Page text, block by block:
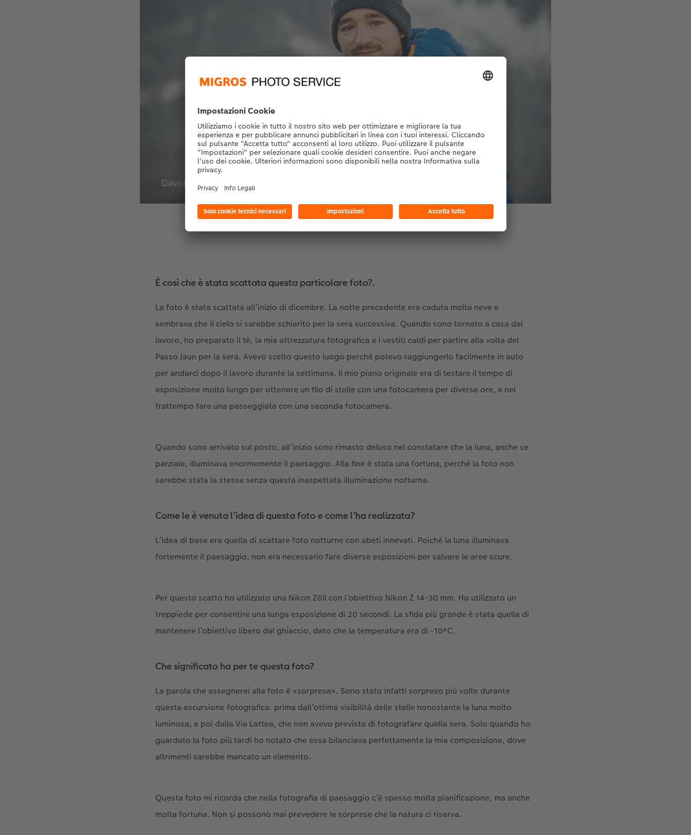
È così che è stata scattata questa particolare foto?.
La foto è stata scattata all’inizio di dicembre. La notte precedente era caduta molta neve e
sembrava che il cielo si sarebbe schiarito per la sera successiva. Quando sono tornato a casa dal
lavoro, ho preparato il tè, la mia attrezzatura fotografica e i vestiti caldi per partire alla volta del
Passo Jaun per la sera. Avevo scelto questo luogo perché potevo raggiungerlo facilmente in auto
per andarci dopo il lavoro durante la settimana. Il mio piano originale era di testare il tempo di
esposizione molto lungo per ottenere un filo di stelle con una fotocamera per diverse ore, e nel
frattempo fare una passeggiata con una seconda fotocamera.
Quando sono arrivato sul posto, all’inizio sono rimasto deluso nel constatare che la luna, anche se
parziale, illuminava enormemente il paesaggio. Alla fine è stata una fortuna, perché la foto non
sarebbe stata la stessa senza questa inaspettata illuminazione notturna.
Come le è venuta l’idea di questa foto e come l’ha realizzata?
L’idea di base era quella di scattare foto notturne con abeti innevati. Poiché la luna illuminava
fortemente il paesaggio, non era necessario fare diverse esposizioni per salvare le aree scure.
Per questo scatto ho utilizzato una Nikon Z6II con l’obiettivo Nikon Z 14-30 mm. Ho utilizzato un
treppiede per consentire una lunga esposizione di 20 secondi. La sfida più grande è stata quella di
mantenere l’obiettivo libero dal ghiaccio, dato che la temperatura era di -10°C.
Che significato ha per te questa foto?
La parola che assegnerei alla foto è «sorpresa». Sono stato infatti sorpreso più volte durante
questa escursione fotografica: prima dall’ottima visibilità delle stelle nonostante la luna molto
luminosa, e poi dalla Via Lattea, che non avevo previsto di fotografare quella sera. Solo quando ho
guardato la foto più tardi ho notato che essa bilanciava perfettamente la mia composizione, dove
altrimenti sarebbe mancato un elemento.
Questa foto mi ricorda che nella fotografia di paesaggio c’è spesso molta pianificazione, ma anche
molta fortuna. Non si possono mai prevedere le sorprese che la natura ci riserva.